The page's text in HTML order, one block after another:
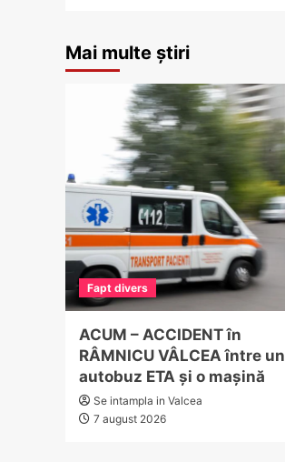
Mai multe știri
Fapt divers
ACUM – ACCIDENT în
RÂMNICU VÂLCEA între un
autobuz ETA și o mașină
Se intampla in Valcea
7 august 2026